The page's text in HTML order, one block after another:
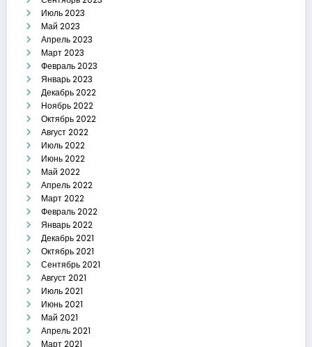
Июль 2023
Май 2023
Апрель 2023
Март 2023
Февраль 2023
Январь 2023
Декабрь 2022
Ноябрь 2022
Октябрь 2022
Август 2022
Июль 2022
Июнь 2022
Май 2022
Апрель 2022
Март 2022
Февраль 2022
Январь 2022
Декабрь 2021
Октябрь 2021
Сентябрь 2021
Август 2021
Июль 2021
Июнь 2021
Май 2021
Апрель 2021
Март 2021